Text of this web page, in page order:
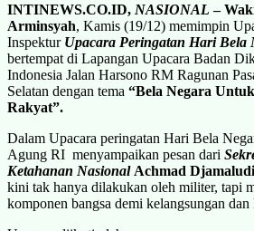
INTINEWS.CO.ID, NASIONAL –
Arminsyah, Kamis (19/12) memimpin
Inspektur Upacara Peringatan Hari Bela
bertempat di Lapangan Upacara Badan
Indonesia Jalan Harsono RM Ragunan
Selatan dengan tema “Bela Negara
Rakyat”.
Dalam Upacara peringatan Hari Bela
Agung RI menyampaikan pesan dari
Ketahanan Nasional Achmad
kini tak hanya dilakukan oleh militer, tapi
komponen bangsa demi kelangsungan